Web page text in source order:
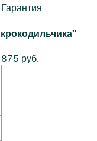
Гарантия
руб.